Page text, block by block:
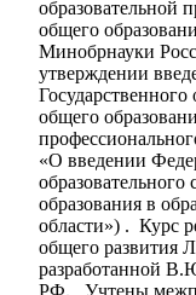
общего
Минобрнауки
утверждении
Государственного
общего
«О введении
образовательного
образования в
области») . Курс
общего развития
разработанной